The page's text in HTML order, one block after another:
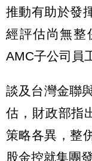
推動有助於發
經評估尚無整
AMC子公司員
談及台灣金聯
估，財政部指
策略各異，整
股金控就集團